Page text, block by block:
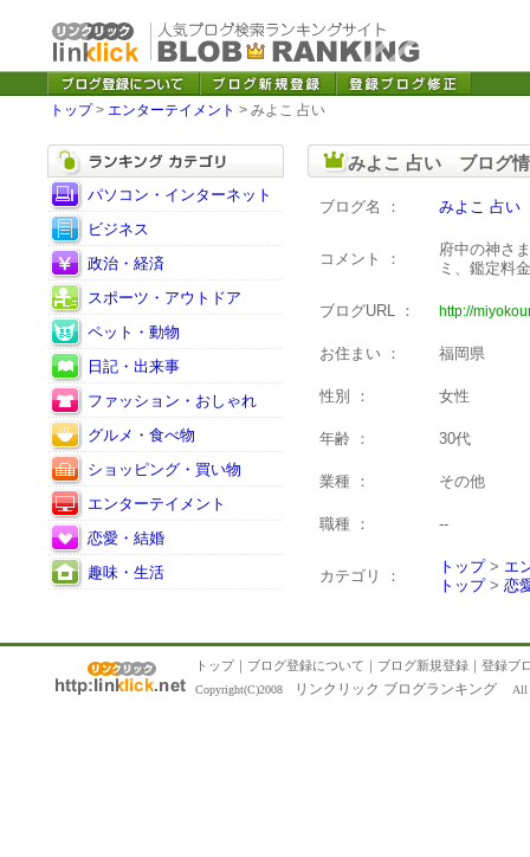
トップ> エンターテイメント > みよこ 占い
パソコン・インターネット
ビジネス
政治・経済
スポーツ・アウトドア
ペット・動物
日記・出来事
ファッション・おしゃれ
グルメ・食べ物
ショッピング・買い物
エンターテイメント
恋愛・結婚
趣味・生活
みよこ 占い ブログ
ブログ名 ： みよこ 占い
コメント ：
府中の神さ
ミ、鑑定料
ブログURL ： http://
お住まい ： 福岡県
性別 ： 女性
年齢 ： 30代
業種 ： その他
職種 ： --
カテゴリ ：
トップ> エ
トップ> 恋
トップ｜ ブログ登録について ｜ ブログ新規登録 ｜ 登録ブ
Copyright(C)2008 リンクリック ブログランキング All